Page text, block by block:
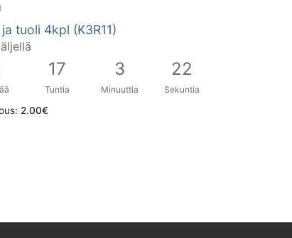
tuoli 4kpl (K3R11)
17
Tuntia
3
Minuuttia
21
Sekuntia
2.00€